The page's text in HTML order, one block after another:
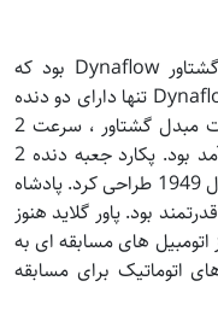
اولین گیربکس هیدرولیک دارای مبدل گشتاور Dynaflow بود که
توسط بیوک در سال 1948 معرفی شد. Dynaflow تنها دارای دو دنده
جلو و عقب بود. با افزایش گشتاور و قدرت مبدل گشتاور ، سرعت 2
سرعته در زمان خود بسیار قدرتمند و کارآمد بود. پکارد جعبه دنده 2
سرعته اولتراماتیک تمام اتوماتیک را در سال 1949 طراحی کرد. پادشاه
موتور قدرتمند بود. پاور گلاید هنوز
های مسابقه ای به
های اتوماتیک برای مسابقه